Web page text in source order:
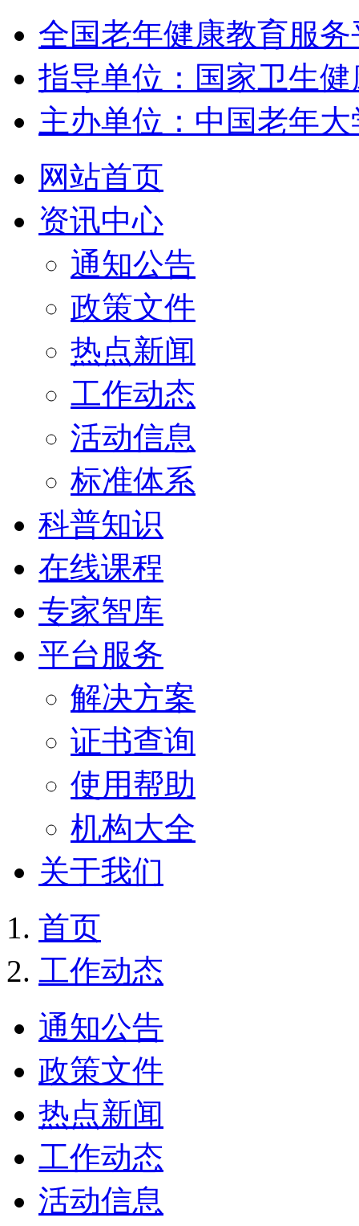
全国老年健康教育服务
指导单位：国家卫生
主办单位：中国老年
网站首页
资讯中心
通知公告
政策文件
热点新闻
工作动态
活动信息
标准体系
科普知识
在线课程
专家智库
平台服务
解决方案
证书查询
使用帮助
机构大全
关于我们
首页
工作动态
通知公告
政策文件
热点新闻
工作动态
活动信息